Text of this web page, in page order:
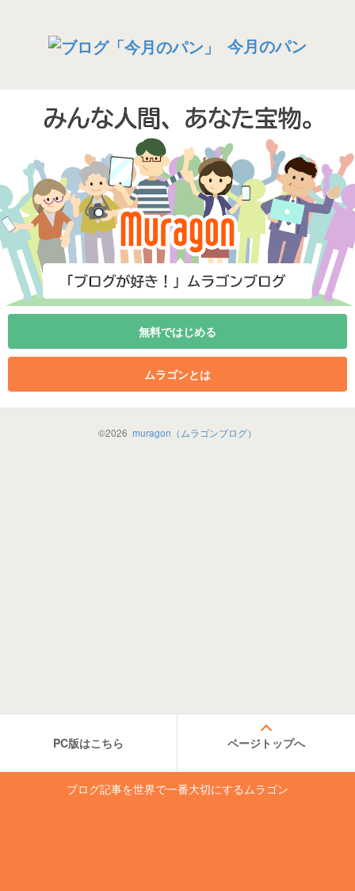
今月のパン
無料ではじめる
ムラゴンとは
©2026 muragon（ムラゴンブログ）
PC版はこちら ページトップへ
ブログ記事を世界で一番大切にするムラゴン